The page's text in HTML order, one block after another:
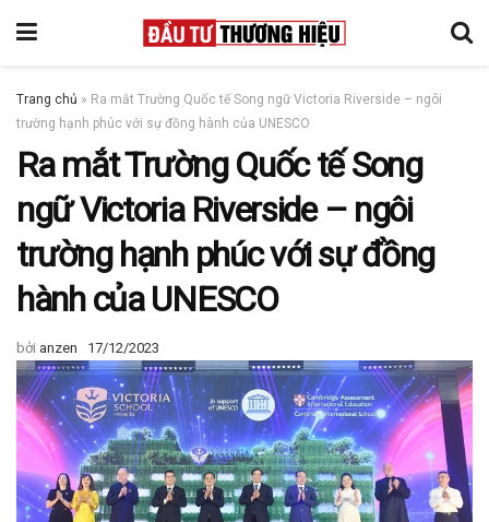
Trang chủ » Ra mắt Trường Quốc tế Song ngữ Victoria Riverside – ngôi
trường hạnh phúc với sự đồng hành của UNESCO
Ra mắt Trường Quốc tế Song
ngữ Victoria Riverside – ngôi
trường hạnh phúc với sự đồng
hành của UNESCO
bởi anzen 17/12/2023